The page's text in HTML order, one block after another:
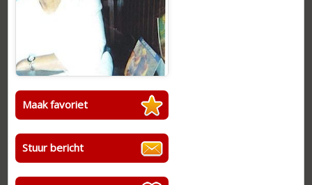
Maak favoriet
Stuur bericht